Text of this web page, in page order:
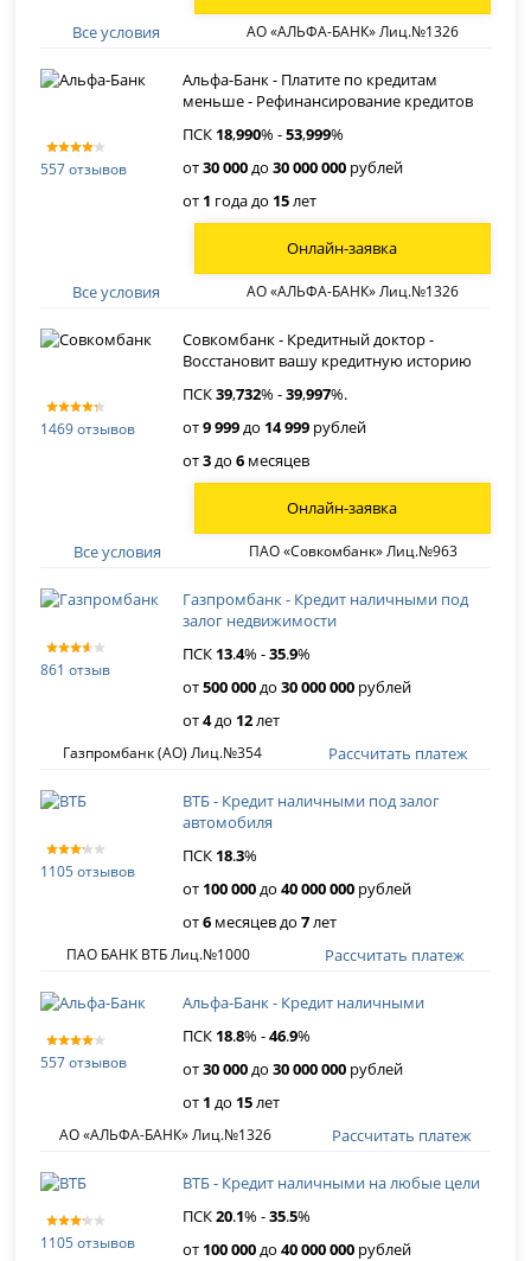
Все условия АО «АЛЬФА-БАНК» Лиц.№1326
557 отзывов
Альфа-Банк - Платите по кредитам
меньше - Рефинансирование кредитов
ПСК 18,990% -53,999%
от30 000до30 000 000 рублей
от 1 года до 15лет
Все условия АО «АЛЬФА-БАНК» Лиц.№1326
Онлайн-заявка
1469 отзывов
Совкомбанк - Кредитный доктор -
Восстановит вашу кредитную историю
ПСК39,732% -39,997%.
от9 999до 14 999 рублей
от3до6 месяцев
Все условия ПАО «Совкомбанк» Лиц.№963
Онлайн-заявка
861 отзыв
Газпромбанк - Кредит наличными под
залог недвижимости
ПСК 13.4% -35.9%
от500 000до30 000 000 рублей
от4до 12лет
Газпромбанк (АО) Лиц.№354 Рассчитать платеж
1105 отзывов
ВТБ - Кредит наличными под залог
автомобиля
ПСК 18.3%
от 100 000до40 000 000 рублей
от6 месяцев до7лет
ПАО БАНК ВТБ Лиц.№1000 Рассчитать платеж
557 отзывов
Альфа-Банк - Кредит наличными
ПСК 18.8% -46.9%
от30 000до30 000 000 рублей
от 1 до 15лет
АО «АЛЬФА-БАНК» Лиц.№1326 Рассчитать платеж
1105 отзывов
ВТБ - Кредит наличными на любые цели
ПСК20.1% -35.5%
от 100 000до40 000 000 рублей